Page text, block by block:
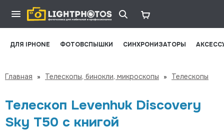
ДЛЯ IPHONE ФОТОВСПЫШКИ СИНХРОНИЗАТОРЫ
Главная » Телескопы, бинокли, микроскопы » Телескопы
Телескоп Levenhuk Discovery
Sky T50 с книгой